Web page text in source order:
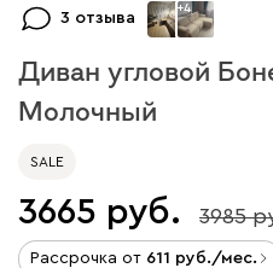
3 отзыва
+4
Диван угловой
Молочный
SALE
3665 3985
Рассрочка от 611 /мес.